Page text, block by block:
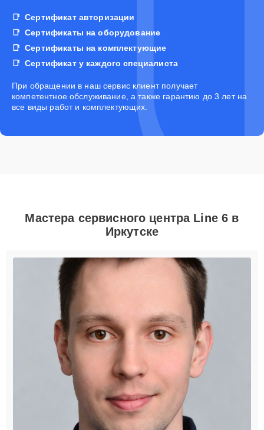
Сертификат авторизации
Сертификаты на оборудование
Сертификаты на комплектующие
Сертификат у каждого специалиста
При обращении в наш сервис клиент получает
компетентное обслуживание, а также гарантию до 3 лет на
все виды работ и комплектующих.
Мастера сервисного центра Line 6 в
Иркутске